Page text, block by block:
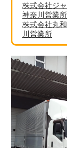
株式会社ジ
神奈川営業所
株式会社丸
川営業所